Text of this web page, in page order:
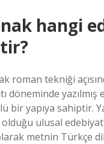
hangi
roman tekniği
döneminde yazılmış
bir yapıya sahiptir.
ulusal edebiyat
metnin Türkçe